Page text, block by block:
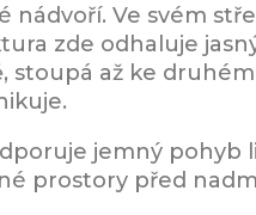
Ve svém
zde odhaluje
až ke
jemný pohyb
prostory před